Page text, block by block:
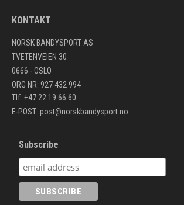
KONTAKT
NORSK BANDYSPORT AS
TVETENVEIEN 30
0666 - OSLO
ORG NR: 927 432 994
Tlf: +47 22 19 66 60
E-POST: post@norskbandysport.no
Subscribe